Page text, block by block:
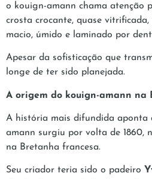
o kouign-amann chama atenção
crosta crocante, quase
macio, úmido e laminado por
Apesar da sofisticação que
longe de ter sido planejada.
A origem do kouign-amann na
A história mais difundida aponta
amann surgiu por volta de 1860,
na Bretanha francesa.
Seu criador teria sido o padeiro